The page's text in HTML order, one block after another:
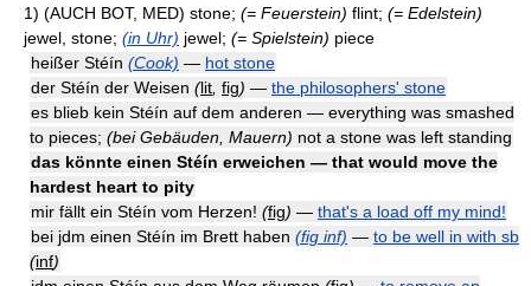
1) (AUCH BOT, MED) stone; (= Feuerstein) flint; (= Edelstein)
jewel, stone; (in Uhr) jewel; (= Spielstein) piece
heißer Stéín (Cook) — hot stone
der Stéín der Weisen (lit fig) — the philosophers' stone
es blieb kein Stéín auf dem anderen — everything was smashed
to pieces; (bei Gebäuden, Mauern) not a stone was left standing
das könnte einen Stéín erweichen — that would move the
hardest heart to pity
mir fällt ein Stéín vom Herzen! (fig) — that's a load off my mind!
bei jdm einen Stéín im Brett haben (fig inf) — to be well in with sb
(inf)